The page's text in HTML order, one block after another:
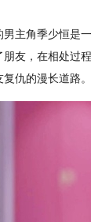
角季少恒是一
朋友，在相处过
仇的漫长道路。